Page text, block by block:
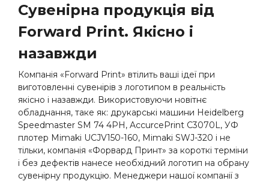
Сувенірна продукція від
Forward Print. Якісно і
назавжди
Компанія «Forward Print» втілить ваші ідеї при
виготовленні сувенірів з логотипом в реальність
якісно і назавжди. Використовуючи новітнє
обладнання, таке як: друкарські машини Heidelberg
Speedmaster SM 74 4PH, AccurcePrint C3070L, УФ
плотер Mimaki UCJV150-160, Mimaki SWJ-320 і не
тільки, компанія «Форвард Принт» за короткі терміни
і без дефектів нанесе необхідний логотип на обрану
сувенірну продукцію. Менеджери нашої компанії з